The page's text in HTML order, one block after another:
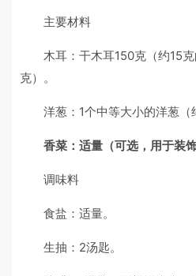
主要材料
木耳：干木耳150克（约15
克）。
洋葱：1个中等大小的洋葱（
香菜：适量（可选，用于装饰
调味料
食盐：适量。
生抽：2汤匙。